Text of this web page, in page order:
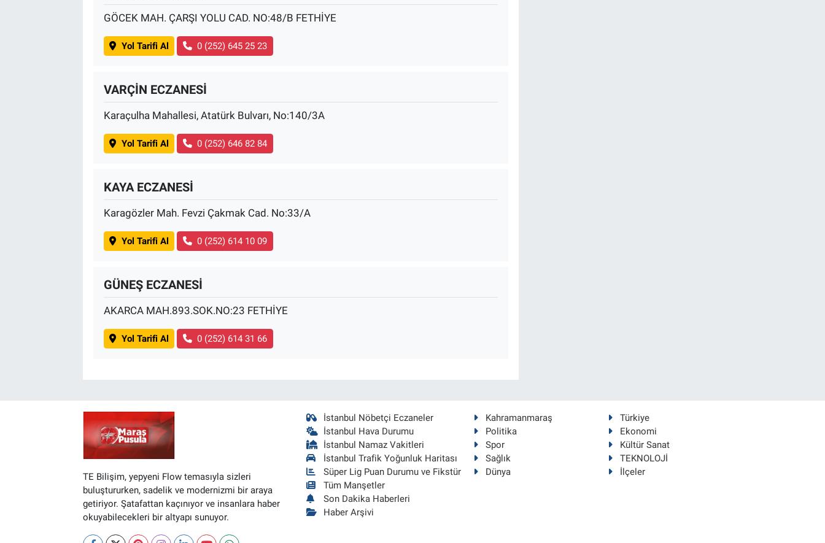
GÖCEK MAH. ÇARŞI YOLU CAD. NO:48/B FETHİYE
Yol Tarifi Al 0 (252) 645 25 23
VARÇİN ECZANESİ
Karaçulha Mahallesi, Atatürk Bulvarı, No:140/3A
Yol Tarifi Al 0 (252) 646 82 84
KAYA ECZANESİ
Karagözler Mah. Fevzi Çakmak Cad. No:33/A
Yol Tarifi Al 0 (252) 614 10 09
GÜNEŞ ECZANESİ
AKARCA MAH.893.SOK.NO:23 FETHİYE
Yol Tarifi Al 0 (252) 614 31 66
TE Bilişim, yepyeni Flow temasıyla sizleri
buluştururken, sadelik ve modernizmi bir araya
getiriyor. Şatafattan kaçınıyor ve insanlara haber
okuyabilecekleri bir altyapı sunuyor.
İstanbul Nöbetçi Eczaneler
İstanbul Hava Durumu
İstanbul Namaz Vakitleri
İstanbul Trafik Yoğunluk Haritası
Süper Lig Puan Durumu ve Fikstür
Tüm Manşetler
Son Dakika Haberleri
Haber Arşivi
Kahramanmaraş
Türkiye
Politika
Ekonomi
Spor
Kültür Sanat
Sağlık
TEKNOLOJİ
Dünya
İlçeler